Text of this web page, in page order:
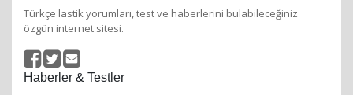
Türkçe lastik yorumları, test ve haberlerini bulabileceğiniz
özgün internet sitesi.
Haberler & Testler